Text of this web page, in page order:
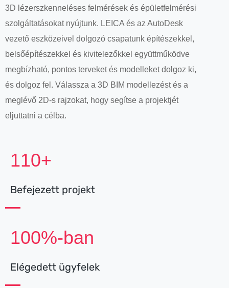
3D lézerszkenneléses felmérések és épületfelmérési
szolgáltatásokat nyújtunk. LEICA és az AutoDesk
vezető eszközeivel dolgozó csapatunk építészekkel,
belsőépítészekkel és kivitelezőkkel együttműködve
megbízható, pontos terveket és modelleket dolgoz ki,
és dolgoz fel. Válassza a 3D BIM modellezést és a
meglévő 2D-s rajzokat, hogy segítse a projektjét
eljuttatni a célba.
110+
Befejezett projekt
100%-ban
Elégedett ügyfelek